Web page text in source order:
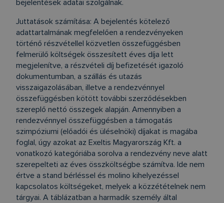
bejelentések adatai szolgálnak.
Juttatások számítása: A bejelentés kötelező
adattartalmának megfelelően a rendezvényeken
történő részvétellel közvetlen összefüggésben
felmerülő költségek összesített éves díja lett
megjelenítve, a részvételi díj befizetését igazoló
dokumentumban, a szállás és utazás
visszaigazolásában, illetve a rendezvénnyel
összefüggésben kötött további szerződésekben
szereplő nettó összegek alapján. Amennyiben a
rendezvénnyel összefüggésben a támogatás
szimpóziumi (előadói és üléselnöki) díjakat is magába
foglal, úgy azokat az Exeltis Magyarország Kft. a
vonatkozó kategóriába sorolva a rendezvény neve alatt
szerepelteti az éves összköltségbe számítva. Ide nem
értve a stand bérléssel és molino kihelyezéssel
kapcsolatos költségeket, melyek a közzétételnek nem
tárgyai. A táblázatban a harmadik személy által